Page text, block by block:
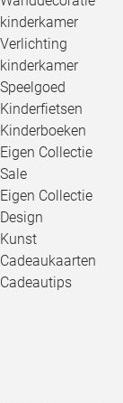
kinderkamer
Verlichting
kinderkamer
Speelgoed
Kinderfietsen
Kinderboeken
Eigen Collectie
Sale
Eigen Collectie
Design
Kunst
Cadeaukaarten
Cadeautips